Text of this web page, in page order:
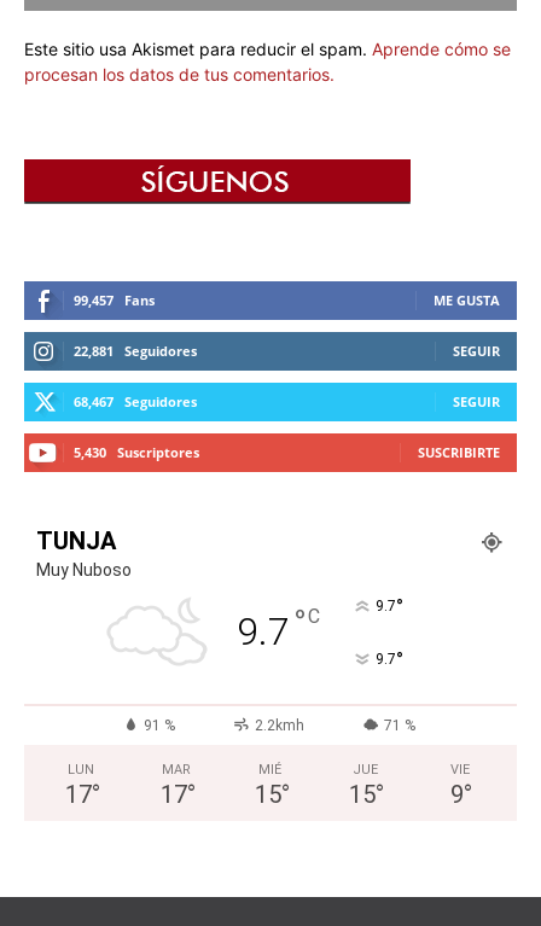
Este sitio usa Akismet para reducir el spam. Aprende cómo se
procesan los datos de tus comentarios.
99,457 Fans ME GUSTA
22,881 Seguidores SEGUIR
68,467 Seguidores SEGUIR
5,430 Suscriptores SUSCRIBIRTE
TUNJA
Muy Nuboso
9.7 °C 9.7°
9.7°
91 % 2.2kmh 71 %
LUN
17°
MAR
17°
MIÉ
15°
JUE
15°
VIE
9°